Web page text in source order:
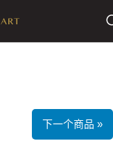
下一个商品 »